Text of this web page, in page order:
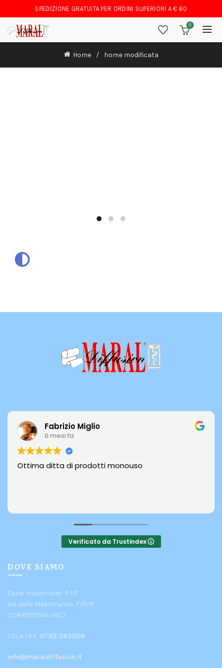
SPEDIZIONE GRATUITA PER ORDINI SUPERIORI A € 60
0
Home home modificata
Fabrizio Miglio
6 mesi fa
Ottima ditta di prodotti monouso
Verificato da Trustindex
DOVE SIAMO
Zona Industriale- P.I.P
via delle Maestranze, 7/9/11
CORRIDONIA (MC)
TEL e FAX: 0733.283009
info@maraldiffusion.it